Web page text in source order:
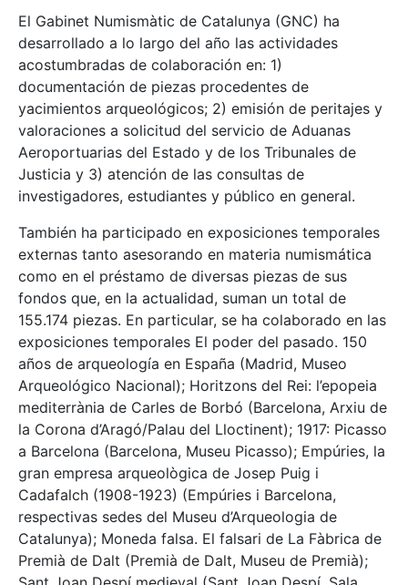
El Gabinet Numismàtic de Catalunya (GNC) ha
desarrollado a lo largo del año las actividades
acostumbradas de colaboración en: 1)
documentación de piezas procedentes de
yacimientos arqueológicos; 2) emisión de peritajes y
valoraciones a solicitud del servicio de Aduanas
Aeroportuarias del Estado y de los Tribunales de
Justicia y 3) atención de las consultas de
investigadores, estudiantes y público en general.
También ha participado en exposiciones temporales
externas tanto asesorando en materia numismática
como en el préstamo de diversas piezas de sus
fondos que, en la actualidad, suman un total de
155.174 piezas. En particular, se ha colaborado en las
exposiciones temporales El poder del pasado. 150
años de arqueología en España (Madrid, Museo
Arqueológico Nacional); Horitzons del Rei: l’epopeia
mediterrània de Carles de Borbó (Barcelona, Arxiu de
la Corona d’Aragó/Palau del Lloctinent); 1917: Picasso
a Barcelona (Barcelona, Museu Picasso); Empúries, la
gran empresa arqueològica de Josep Puig i
Cadafalch (1908-1923) (Empúries i Barcelona,
respectivas sedes del Museu d’Arqueologia de
Catalunya); Moneda falsa. El falsari de La Fàbrica de
Premià de Dalt (Premià de Dalt, Museu de Premià);